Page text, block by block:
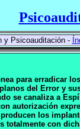
y Psicoauditación -
para erradicar
del Error y
se canaliza a
autorización
los
totalmente con